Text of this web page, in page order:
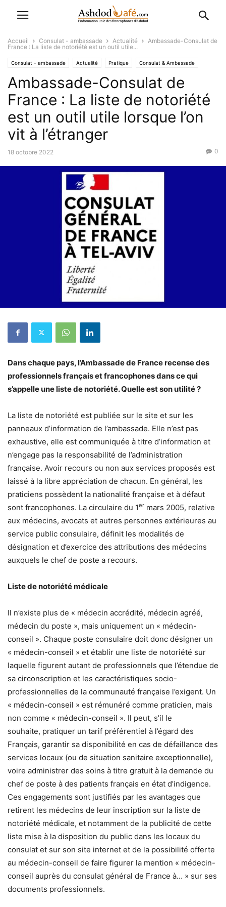
Accueil Consulat - ambassade Actualité
Ambassade-Consulat de
France : La liste de notoriété est un outil utile...
Consulat - ambassade Actualité Pratique Consulat & Ambassade
Alya Favoris Société
Ambassade-Consulat de
France : La liste de notoriété
est un outil utile lorsque l’on
vit à l’étranger
18 octobre 2022 0
Dans chaque pays, l’Ambassade de France recense des
professionnels français et francophones dans ce qui
s’appelle une liste de notoriété. Quelle est son utilité ?
La liste de notoriété est publiée sur le site et sur les
panneaux d’information de l’ambassade. Elle n’est pas
exhaustive, elle est communiquée à titre d’information et
n’engage pas la responsabilité de l’administration
française. Avoir recours ou non aux services proposés est
laissé à la libre appréciation de chacun. En général, les
praticiens possèdent la nationalité française et à défaut
sont francophones. La circulaire du 1er mars 2005, relative
aux médecins, avocats et autres personnes extérieures au
service public consulaire, définit les modalités de
désignation et d’exercice des attributions des médecins
auxquels le chef de poste a recours.
Liste de notoriété médicale
Il n’existe plus de « médecin accrédité, médecin agréé,
médecin du poste », mais uniquement un « médecin-
conseil ». Chaque poste consulaire doit donc désigner un
« médecin-conseil » et établir une liste de notoriété sur
laquelle figurent autant de professionnels que l’étendue de
sa circonscription et les caractéristiques socio-
professionnelles de la communauté française l’exigent. Un
« médecin-conseil » est rémunéré comme praticien, mais
non comme « médecin-conseil ». Il peut, s’il le
souhaite, pratiquer un tarif préférentiel à l’égard des
Français, garantir sa disponibilité en cas de défaillance des
services locaux (ou de situation sanitaire exceptionnelle),
voire administrer des soins à titre gratuit à la demande du
chef de poste à des patients français en état d’indigence.
Ces engagements sont justifiés par les avantages que
retirent les médecins de leur inscription sur la liste de
notoriété médicale, et notamment de la publicité de cette
liste mise à la disposition du public dans les locaux du
consulat et sur son site internet et de la possibilité offerte
au médecin-conseil de faire figurer la mention « médecin-
conseil auprès du consulat général de France à… » sur ses
documents professionnels.